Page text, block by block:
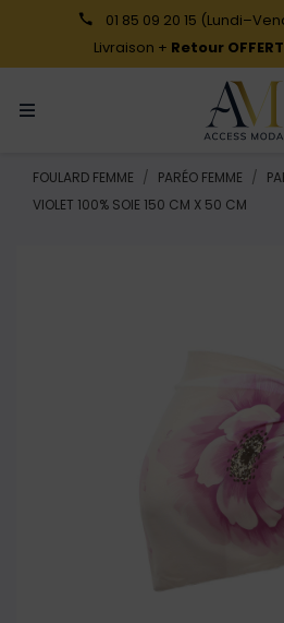
01 85 09 20 15
Livraison + Retour OFFERT
FOULARD FEMME PARÉO FEMME
VIOLET 100% SOIE 150 CM X 50 CM